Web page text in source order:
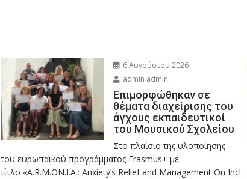
6 Αυγούστου 2026
admin admin
Eπιμορφώθηκαν σε
θέματα διαχείρισης του
άγχους εκπαιδευτικοί
του Μουσικού Σχολείου
Στο πλαίσιο της υλοποίησης
του ευρωπαϊκού προγράμματος Erasmus+ με
τίτλο «A.R.M.ON.I.A.: Anxiety’s Relief and Management On Incl